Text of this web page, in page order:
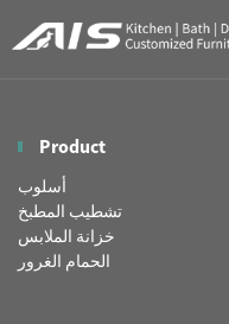
Product
أسلوب
تشطيب المطبخ
خزانة الملابس
الحمام الغرور